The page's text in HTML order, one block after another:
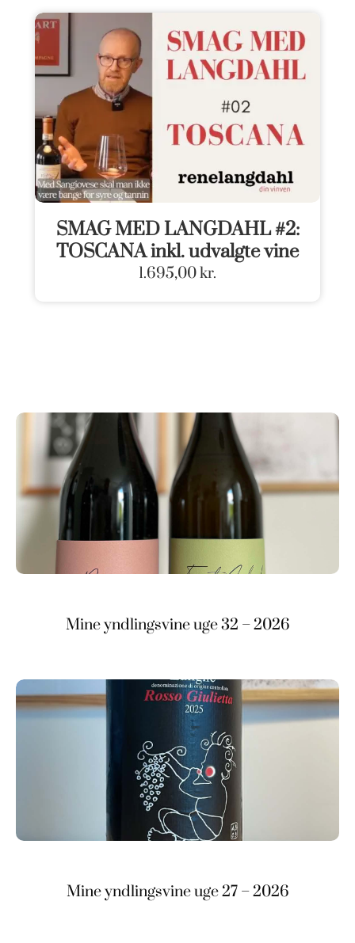
SMAG MED LANGDAHL #2:
TOSCANA inkl. udvalgte vine
1.695,00kr.
Mine yndlingsvine uge 32 – 2026
Mine yndlingsvine uge 27 – 2026